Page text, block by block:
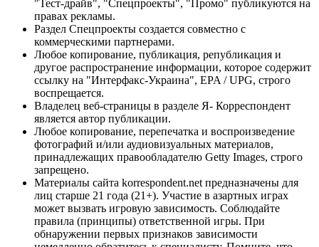
"Тест-драйв", "Спецпроекты", "Промо" публикуются на
правах рекламы.
Раздел Спецпроекты создается совместно с
коммерческими партнерами.
Любое копирование, публикация, републикация и
другое распространение информации, которое содержит
ссылку на "Интерфакс-Украина", EPA / UPG, строго
воспрещается.
Владелец веб-страницы в разделе Я- Корреспондент
является автор публикации.
Любое копирование, перепечатка и воспроизведение
фотографий и/или аудиовизуальных материалов,
принадлежащих правообладателю Getty Images, строго
запрещено.
Материалы сайта korrespondent.net предназначены для
лиц старше 21 года (21+). Участие в азартных играх
может вызвать игровую зависимость. Соблюдайте
правила (принципы) ответственной игры. При
обнаружении первых признаков зависимости